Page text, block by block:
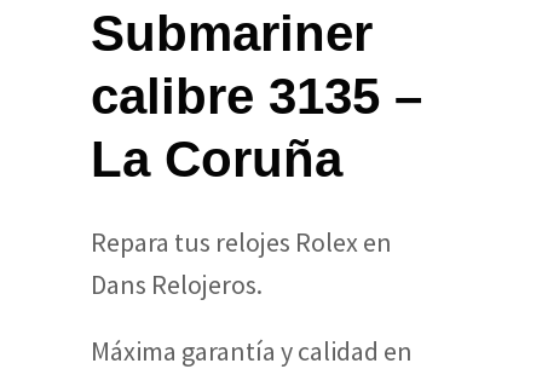
Submariner
calibre 3135 –
La Coruña
Repara tus relojes Rolex en
Dans Relojeros.
Máxima garantía y calidad en